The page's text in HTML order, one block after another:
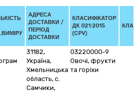
АДРЕСА
ДОСТАВКИ /
ПЕРІОД
ДОСТАВКИ
КЛАСИФІКАТОР
ДК 021:2015
(CPV)
31182,
Україна,
Хмельницька
область, с.
Самчики,
03220000-9
Овочі, фрукти
та горіхи